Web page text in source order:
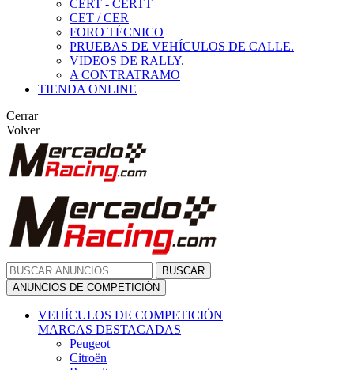
CERT - CERTT
CET / CER
FORO TÉCNICO
PRUEBAS DE VEHÍCULOS DE CALLE.
VIDEOS DE RALLY.
A CONTRATRAMO
TIENDA ONLINE
Cerrar
Volver
BUSCAR
ANUNCIOS DE COMPETICIÓN
VEHÍCULOS DE COMPETICIÓN
MARCAS DESTACADAS
Peugeot
Citroën